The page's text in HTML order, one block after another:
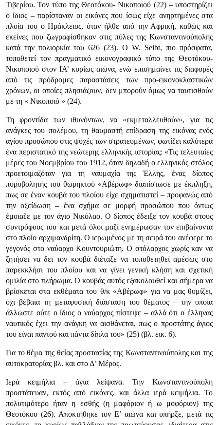
Τιβερίου. Τον τύπο της Θεοτόκου- Νικοποιού (22) – υποστηρίζει
ο ίδιος – παρίσταναν οι εικόνες που ίσως είχε ανηρτημένες στα
πλοία του ο Ηράκλειος, όταν ήλθε από την Αφρική, καθώς και
εκείνες που ζωγραφίσθηκαν στις πύλες της Κωνσταντινούπολης
κατά την πολιορκία του 626 (23). Ο W. Seibt, πιο πρόσφατα,
τοποθετεί τον πραγματικό εικονογραφικό τύπο της Θεοτόκου-
Νικοποιού στον ΙΑ’ κυρίως αιώνα, ενώ επισημαίνει τις διαφορές
από τις πρόδρομες παραστάσεις των προ-εικονοκλαστικών
χρόνων, οι οποίες πλησιάζουν, δεν μπορούν όμως να ταυτισθούν
με τη « Νικοποιό » (24).
Τη φροντίδα των ιθυνόντων, να «εκμεταλλευθούν», για τις
ανάγκες του πολέμου, τη θαυμαστή επίδραση της εικόνας ενός
αγίου προσώπου στις ψυχές των στρατευμένων, φωτίζει καλύτερα
ένα περιστατικό της νεώτερης ελληνικής ιστορίας: «Τις τελευταίες
μέρες του Νοεμβρίου του 1912, όταν δηλαδή ο ελληνικός στόλος
προετοιμαζόταν για τη ναυμαχία της Έλλης, ένας δίοπος
πυροβολητής του θωρηκτού «Αβέρωφ» διαπίστωσε με έκπληξη,
πως σε έναν κουβά του πλοίου είχε σχηματιστεί – προφανώς από
την οξείδωση – ένα σχήμα σε μορφή προσώπου που όντως
έμοιαζε με τον άγιο Νικόλαο. Ο δίοπος έδειξε τον κουβά στους
συντρόφους του και μετά όλοι μαζί ενημέρωσαν τον επιβαίνοντα
στο πλοίο αρχιμανδρίτη. Ο ιερωμένος με τη σειρά του ανέφερε το
γεγονός στο ναύαρχο Κουντουριώτη. Ο στόλαρχος χωρίς καν να
ζητήσει να δει τον κουβά διέταξε να τοποθετηθεί αμέσως στο
παρεκκλήσι του πλοίου και να γίνει γενική κλήση και σχετική
ομιλία στο πλήρωμα. Ο κουβάς αυτός εξακολουθεί και σήμερα να
βρίσκεται στα εκθέματα του θ/κ «Αβέρωφ» για να μας θυμίζει,
όχι βέβαια τη μεταφυσική διάσταση του θέματος – την οποία
άλλωστε ούτε ο ίδιος ο ναύαρχος πίστεψε – αλλά ότι ο έλληνας
ναυτικός έχει την ανάγκη να αισθάνεται, πως ο προστάτης άγιος
του είναι παντού και πάντα δίπλα του» (25) (βλ. εικ. 6).
Για το θέμα της θείας προστασίας της Κωνσταντινούπολης και της
αυτοκρατορίας βλ. και στο Δ’ Μέρος.
Ιερά κειμήλια – άγια λείψανα. Την Κωνσταντινούπολη
προστάτευαν, εκτός από εικόνες, και άλλα ιερά κειμήλια. Το
πολυτιμότερο ήταν η εσθής (η μαφόριον ή ω μοφόριον) της
Θεοτόκου (26). Αποκτήθηκε τον Ε’ αιώνα και υπήρξε, μετά τις